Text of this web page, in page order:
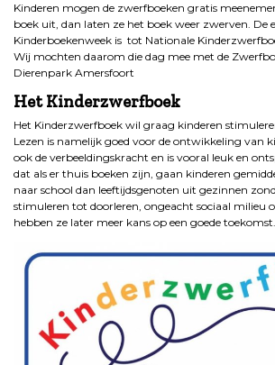
Kinderen mogen de zwerfboeken gratis
boek uit, dan laten ze het boek weer zwerven. De
Kinderboekenweek is tot Nationale
Wij mochten daarom die dag mee met de
Dierenpark Amersfoort
Het Kinderzwerfboek
Het Kinderzwerfboek wil graag kinderen
Lezen is namelijk goed voor de ontwikkeling van
ook de verbeeldingskracht en is vooral leuk en
dat als er thuis boeken zijn, gaan kinderen
naar school dan leeftijdsgenoten uit gezinnen
stimuleren tot doorleren, ongeacht sociaal milieu
hebben ze later meer kans op een goede toekomst.